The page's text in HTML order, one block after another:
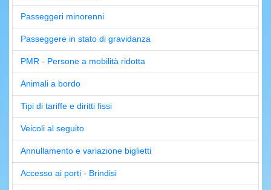
Passeggeri minorenni
Passeggere in stato di gravidanza
PMR - Persone a mobilità ridotta
Animali a bordo
Tipi di tariffe e diritti fissi
Veicoli al seguito
Annullamento e variazione biglietti
Accesso ai porti - Brindisi